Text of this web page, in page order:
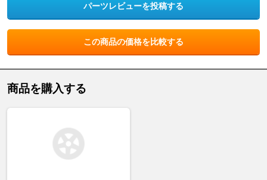
パーツレビューを投稿する
この商品の価格を比較する
商品を購入する